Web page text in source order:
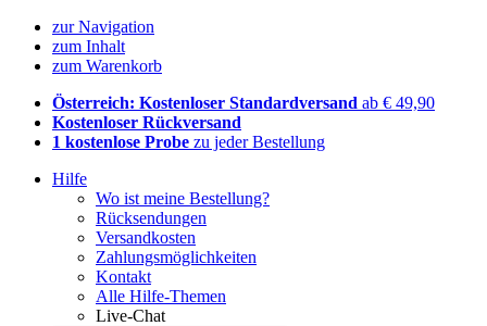
zur Navigation
zum Inhalt
zum Warenkorb
Österreich: Kostenloser Standardversand ab € 49,90
Kostenloser Rückversand
1 kostenlose Probe zu jeder Bestellung
Hilfe
Wo ist meine Bestellung?
Rücksendungen
Versandkosten
Zahlungsmöglichkeiten
Kontakt
Alle Hilfe-Themen
Live-Chat